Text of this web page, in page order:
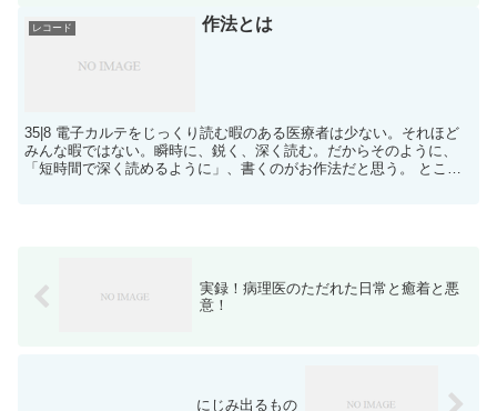
レコード 作法とは
35|8 電子カルテをじっくり読む暇のある医療者は少ない。それほど
みんな暇ではない。瞬時に、鋭く、深く読む。だからそのように、
「短時間で深く読めるように」、書くのがお作法だと思う。 ところ
実録！病理医のただれた日常と癒着と悪
意！
にじみ出るもの